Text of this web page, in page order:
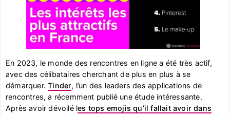
En 2023, le monde des rencontres en ligne a été très actif,
avec des célibataires cherchant de plus en plus à se
démarquer.Tinder, l’un des leaders des applications de
rencontres, a récemment publié une étude intéressante.
Après avoir dévoilé les tops emojis qu’il fallait avoir dans